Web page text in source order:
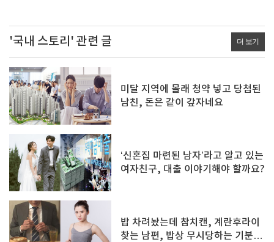
'국내 스토리' 관련 글 더 보기
미달 지역에 몰래 청약 넣고 당첨된
남친, 돈은 같이 갚자네요
‘신혼집 마련된 남자’라고 알고 있는
여자친구, 대출 이야기해야 할까요?
밥 차려놨는데 참치캔, 계란후라이
찾는 남편, 밥상 무시당하는 기분입